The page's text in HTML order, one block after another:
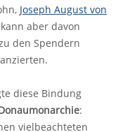
Joseph August von
aber davon
den Spendern
diese Bindung
:
vielbeachteten